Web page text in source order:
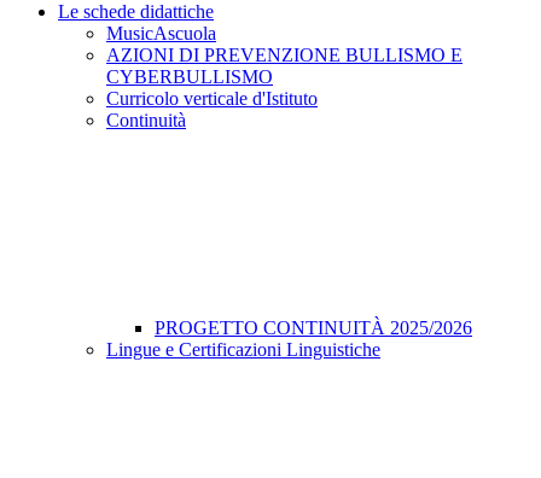
Le schede didattiche
MusicAscuola
AZIONI DI PREVENZIONE BULLISMO E
CYBERBULLISMO
Curricolo verticale d'Istituto
Continuità
PROGETTO CONTINUITÀ 2025/2026
Lingue e Certificazioni Linguistiche